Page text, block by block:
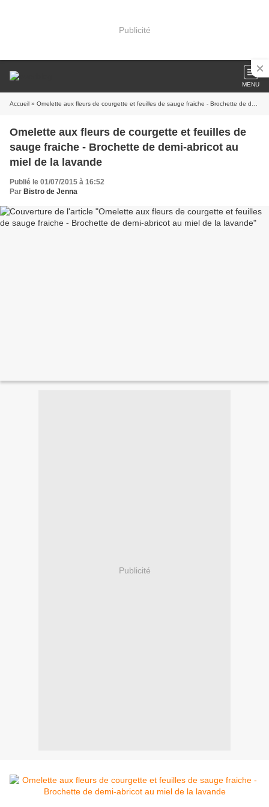
Publicité
MENU
Accueil » Omelette aux fleurs de courgette et feuilles de sauge fraiche - Brochette de demi-abricot au miel de la lavande
Omelette aux fleurs de courgette et feuilles de
sauge fraiche - Brochette de demi-abricot au
miel de la lavande
Publié le 01/07/2015 à 16:52
Par Bistro de Jenna
Publicité